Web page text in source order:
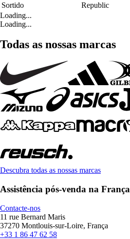
Sortido
Republic
Loading...
Loading...
Todas as nossas marcas
Descubra todas as nossas marcas
Assistência pós-venda na França
Contacte-nos
11 rue Bernard Maris
37270 Montlouis-sur-Loire, França
+33 1 86 47 62 58